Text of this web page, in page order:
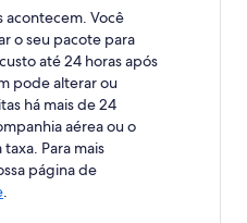
acontecem. Você
o seu pacote para
até 24 horas após
pode alterar ou
há mais de 24
aérea ou o
Para mais
página de
.